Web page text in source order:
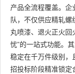
产品全流程覆盖。
队，不仅供应精轧
丸喷漆、退火正火回
忧”的一站式功能。
稳定在千万件级别
招投标阶段精准锁定